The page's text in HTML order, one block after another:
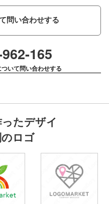
問い合わせする
165
いて問い合わせする
たデザイ
ロゴ